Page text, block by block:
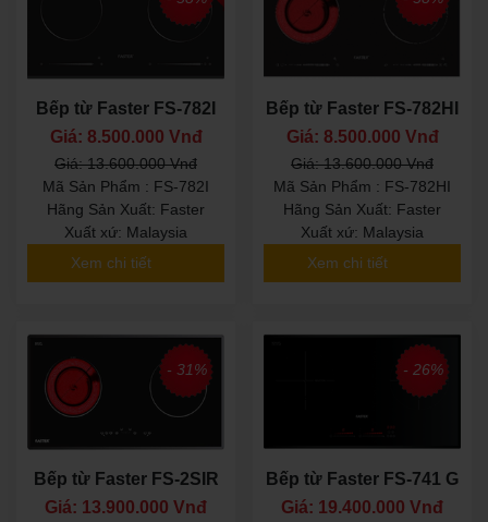
Bếp từ Faster FS-782I
Giá: 8.500.000 Vnđ
Giá: 13.600.000 Vnđ
Mã Sản Phẩm : FS-782I
Hãng Sản Xuất: Faster
Xuất xứ: Malaysia
Xem chi tiết
Bếp từ Faster FS-782HI
Giá: 8.500.000 Vnđ
Giá: 13.600.000 Vnđ
Mã Sản Phẩm : FS-782HI
Hãng Sản Xuất: Faster
Xuất xứ: Malaysia
Xem chi tiết
- 31%
Bếp từ Faster FS-2SIR
Giá: 13.900.000 Vnđ
- 26%
Bếp từ Faster FS-741 G
Giá: 19.400.000 Vnđ